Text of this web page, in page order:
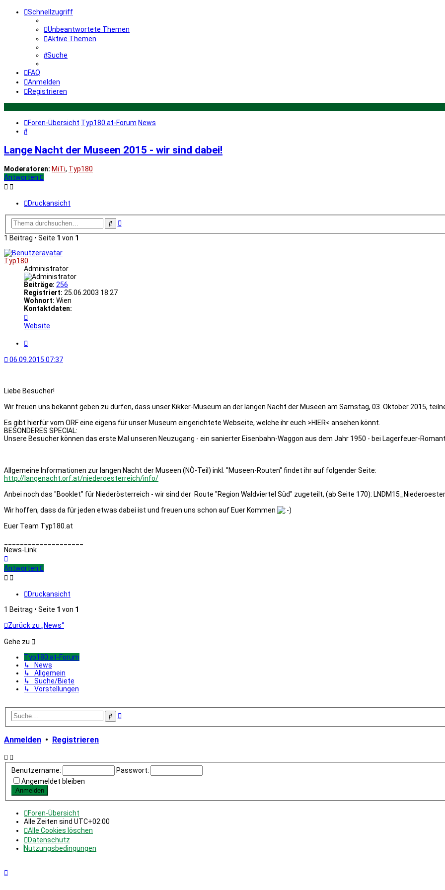
Schnellzugriff
Unbeantwortete Themen
Aktive Themen
Suche
FAQ
Anmelden
Registrieren
Foren-Übersicht Typ180.at-Forum News
Suche
Lange Nacht der Museen 2015 - wir sind dabei!
Moderatoren: MiTi, Typ180
Antworten
Druckansicht
SucheErweiterte
1 Beitrag • Seite 1 von 1
Typ180
Administrator
Beiträge: 256
Registriert: 25.06.2003 18:27
Wohnort: Wien
Kontaktdaten:
von
Typ180
Website
06.09.2015 07:37
Liebe Besucher!
Wir freuen uns bekannt geben zu dürfen, dass unser Kikker-Museum an der langen Nacht der Museen am Samstag, 03. Oktober 2015,
Es gibt hierfür vom ORF eine eigens für unser Museum eingerichtete Webseite, welche ihr euch >HIER< ansehen könnt.
BESONDERES SPECIAL:
Unsere Besucher können das erste Mal unseren Neuzugang - ein sanierter Eisenbahn-Waggon aus dem Jahr 1950 - bei Lagerfeuer-
Allgemeine Informationen zur langen Nacht der Museen (NÖ-Teil) inkl. "Museen-Routen" findet ihr auf folgender Seite:
http://langenacht.orf.at/niederoesterreich/info/
Anbei noch das "Booklet" für Niederösterreich - wir sind der Route "Region Waldviertel Süd" zugeteilt, (ab Seite 170):
Wir hoffen, dass da für jeden etwas dabei ist und freuen uns schon auf Euer Kommen
Euer Team Typ180.at
News-Link
oben
Antworten
Druckansicht
1 Beitrag • Seite 1 von 1
Zurück zu „News“
Gehe zu
Typ180.at-Forum
↳ News
↳ Allgemein
↳ Suche/Biete
↳ Vorstellungen
SucheErweiterte
Anmelden • Registrieren
Benutzername:
Passwort:
Angemeldet bleiben
Foren-Übersicht
Alle Zeiten sind UTC+02:00
Alle Cookies löschen
Datenschutz
Nutzungsbedingungen